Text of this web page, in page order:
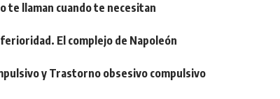
te llaman cuando te necesitan
El complejo de Napoleón
y Trastorno obsesivo compulsivo